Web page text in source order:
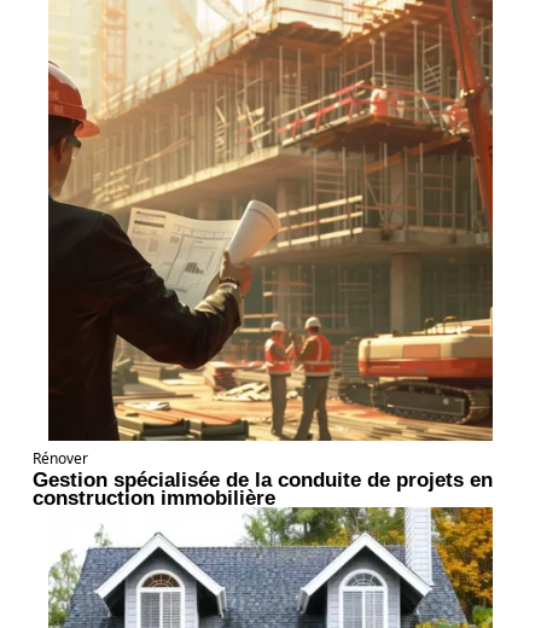
Rénover
Gestion spécialisée de la conduite de projets en
construction immobilière